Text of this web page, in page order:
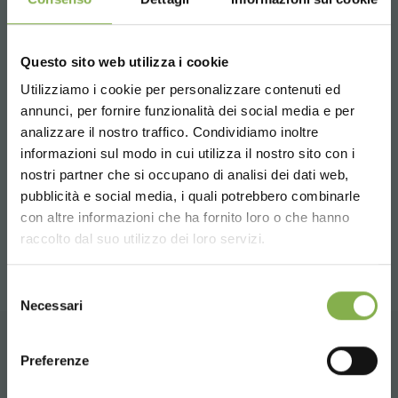
Questo sito web utilizza i cookie
Utilizziamo i cookie per personalizzare contenuti ed
annunci, per fornire funzionalità dei social media e per
analizzare il nostro traffico. Condividiamo inoltre
informazioni sul modo in cui utilizza il nostro sito con i
nostri partner che si occupano di analisi dei dati web,
pubblicità e social media, i quali potrebbero combinarle
con altre informazioni che ha fornito loro o che hanno
raccolto dal suo utilizzo dei loro servizi.
delNecessari
Preferenze
✔Viveros y horticultura– Mayor capacidad de
✔Centros de jardinería – Organización óptima de los
expositores para una tienda más eficiente.
✔ Logística hortícola– Perfecto para la manipulación y
el envío de plantas, reduciendo los tiempos de gestión.
✔Almacenes e invernaderos– Optimiza el espacio
interno de los carros para mejorar la distribución de los
productos.
¡Confía en el estante regulable DC Unistandard para una
gestión más eficiente y flexible de tus carros!
PRODUCTOS RELACIONADOS
Choose the country you are in and your
language for a better browsing experience
DESCARGAR
FICHA TÉCNICA
para descargar la ficha